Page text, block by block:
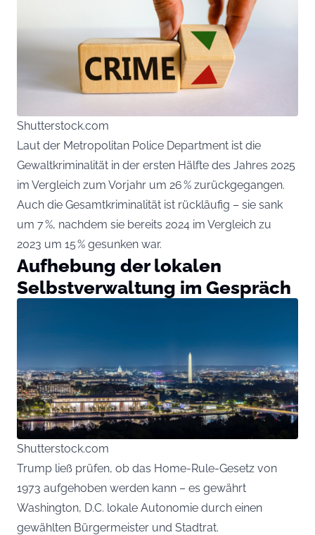
Shutterstock.com
Laut der Metropolitan Police Department ist die
Gewaltkriminalität in der ersten Hälfte des Jahres 2025
im Vergleich zum Vorjahr um 26 % zurückgegangen.
Auch die Gesamtkriminalität ist rückläufig – sie sank
um 7 %, nachdem sie bereits 2024 im Vergleich zu
2023 um 15 % gesunken war.
Aufhebung der lokalen
Selbstverwaltung im Gespräch
Shutterstock.com
Trump ließ prüfen, ob das Home-Rule-Gesetz von
1973 aufgehoben werden kann – es gewährt
Washington, D.C. lokale Autonomie durch einen
gewählten Bürgermeister und Stadtrat.